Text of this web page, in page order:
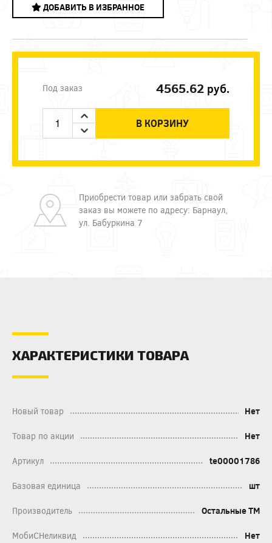
ДОБАВИТЬ В ИЗБРАННОЕ
Под заказ 4565.62 руб.
В КОРЗИНУ
Приобрести товар или забрать свой
заказ вы можете по адресу: Барнаул,
ул. Бабуркина 7
ХАРАКТЕРИСТИКИ ТОВАРА
Новый товар Нет
Товар по акции Нет
Артикул te00001786
Базовая единица шт
Производитель Остальные ТМ
МобиСНеликвид Нет